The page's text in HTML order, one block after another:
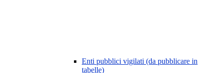
Enti pubblici vigilati (da pubblicare in
tabelle)